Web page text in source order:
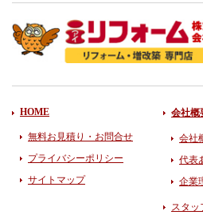
HOME
無料お見積り・お問合せ
プライバシーポリシー
サイトマップ
会社概
会社
代表
企業
スタッ